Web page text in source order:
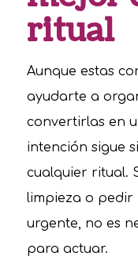
ritual
Aunque estas
ayudarte a
convertirlas en
intención sigue
cualquier ritual.
limpieza o pedir
urgente, no es
para actuar.